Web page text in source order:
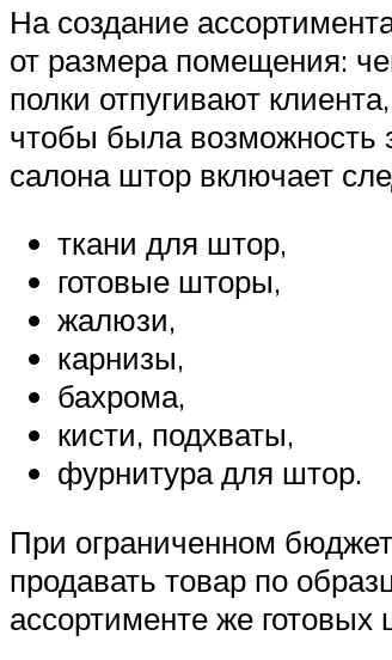
На создание
от размера помещения:
полки отпугивают
чтобы была возможность
салона штор включает
ткани для штор,
готовые шторы,
жалюзи,
карнизы,
бахрома,
кисти, подхваты,
фурнитура для штор.
При ограниченном
продавать товар по
ассортименте же